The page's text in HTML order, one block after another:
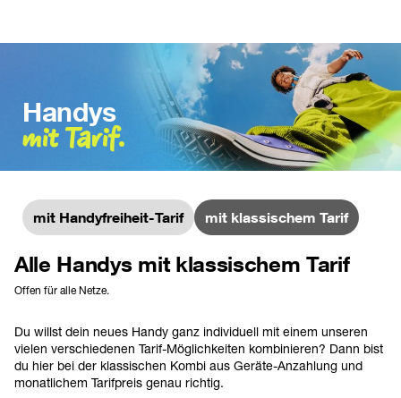
Handys
mit Tarif.
mit Handyfreiheit-Tarif mit klassischem Tarif
Alle Handys mit klassischem Tarif
Offen für alle Netze.
Du willst dein neues Handy ganz individuell mit einem unseren
vielen verschiedenen Tarif-Möglichkeiten kombinieren? Dann bist
du hier bei der klassischen Kombi aus Geräte-Anzahlung und
monatlichem Tarifpreis genau richtig.